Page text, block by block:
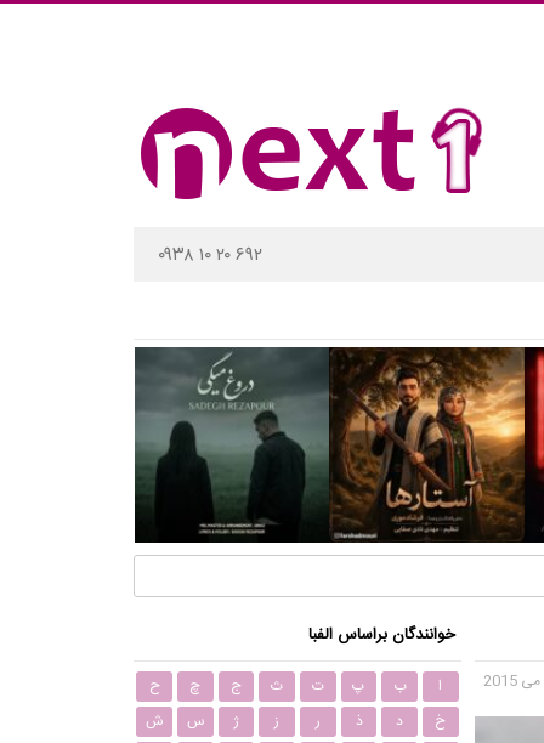
۰۹۳۸ ۱۰ ۲۰ ۶۹۲
خوانندگان براساس الفبا
ا ب پ ت ث ج چ
ح
خ
د ذ ر ز ژ س
ش